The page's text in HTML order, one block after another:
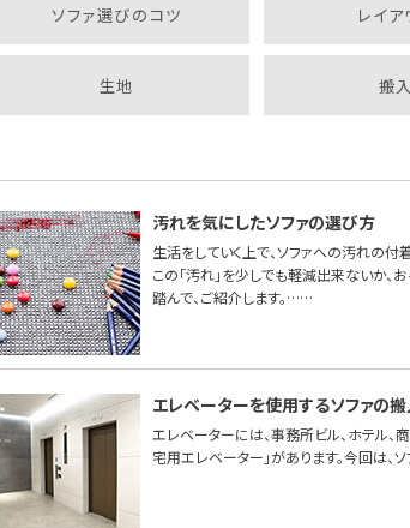
ソファ選びのコツ レイア
生地 搬入
汚れを気にしたソファの選び方
生活をしていく上で、ソファへの汚れの付
この「汚れ」を少しでも軽減出来ないか
踏んで、ご紹介します。……
エレベーターを使用するソファの
エレベーターには、事務所ビル、ホテル、
宅用エレベーター」があります。今回は